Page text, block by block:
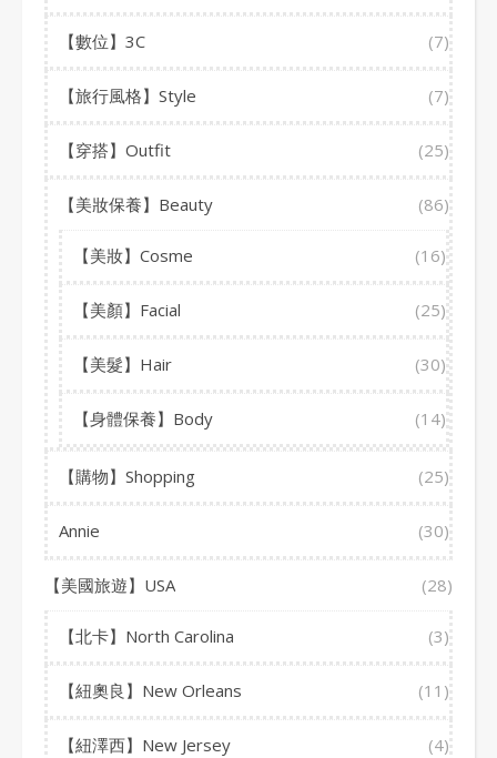
【數位】3C (7)
【旅行風格】Style (7)
【穿搭】Outfit (25)
【美妝保養】Beauty (86)
【美妝】Cosme (16)
【美顏】Facial (25)
【美髮】Hair (30)
【身體保養】Body (14)
【購物】Shopping (25)
Annie (30)
【美國旅遊】USA (28)
【北卡】North Carolina (3)
【紐奧良】New Orleans (11)
【紐澤西】New Jersey (4)